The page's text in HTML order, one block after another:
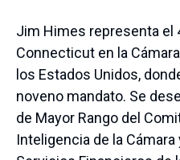
Jim Himes representa el
Connecticut en la
los Estados Unidos,
noveno mandato. Se
de Mayor Rango del
Inteligencia de la